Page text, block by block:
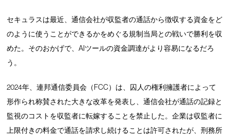
セキュラスは最近、通信会社が収監者の通話から徴収する資金をど
のように使うことができるかをめぐる規制当局との戦いで勝利を収
めた。そのおかげで、AIツールの資金調達がより容易になるだろ
う。
2024年、連邦通信委員会（FCC）は、囚人の権利擁護者によって
形作られ称賛された大きな改革を発表し、通信会社が通話の記録と
監視のコストを収監者に転嫁することを禁止した。企業は収監者に
上限付きの料金で通話を請求し続けることは許可されたが、刑務所